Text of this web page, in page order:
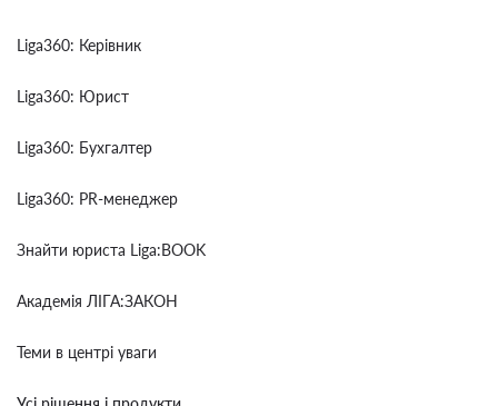
Liga360: Керівник
Liga360: Юрист
Liga360: Бухгалтер
Liga360: PR-менеджер
Знайти юриста Liga:BOOK
Академія ЛІГА:ЗАКОН
Теми в центрі уваги